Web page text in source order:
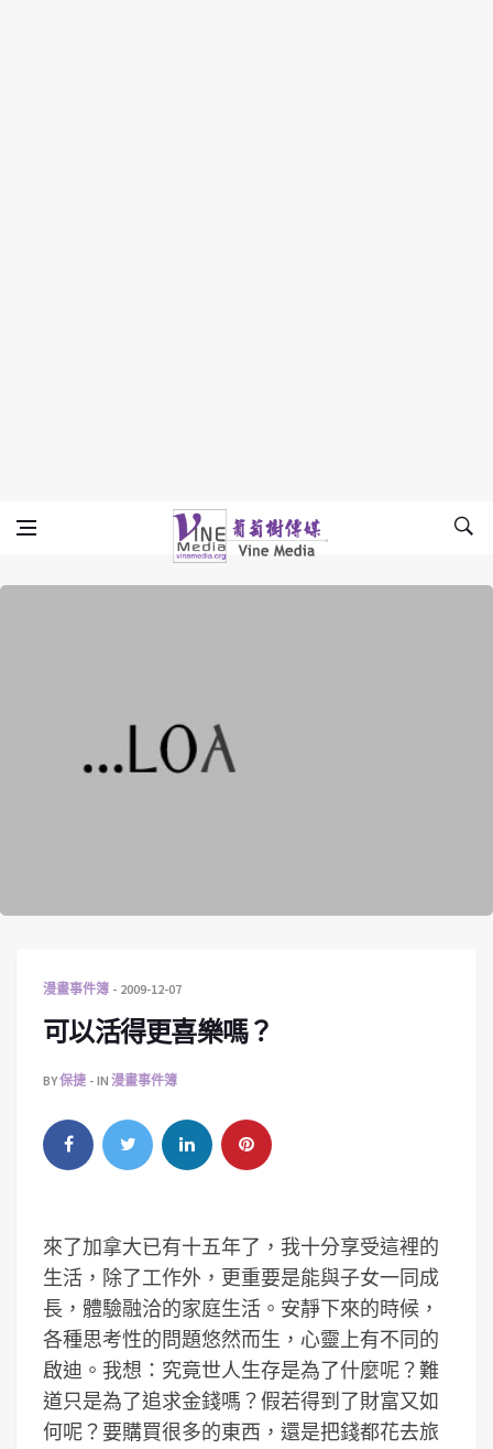
Vine Media
葡萄樹傳媒
漫畫事件簿 2009-12-07
可以活得更喜樂嗎？
BY保捷 IN 漫畫事件簿
來了加拿大已有十五年了，我十分享受這裡的
生活，除了工作外，更重要是能與子女一同成
長，體驗融洽的家庭生活。安靜下來的時候，
各種思考性的問題悠然而生，心靈上有不同的
啟迪。我想：究竟世人生存是為了什麼呢？難
道只是為了追求金錢嗎？假若得到了財富又如
何呢？要購買很多的東西，還是把錢都花去旅